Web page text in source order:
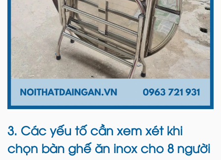
3. Các yếu tố cần xem xét khi
chọn bàn ghế ăn inox cho 8 người